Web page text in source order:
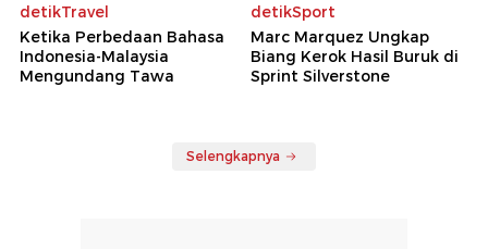
detikTravel
Ketika Perbedaan Bahasa
Indonesia-Malaysia
Mengundang Tawa
detikSport
Marc Marquez Ungkap
Biang Kerok Hasil Buruk di
Sprint Silverstone
Selengkapnya